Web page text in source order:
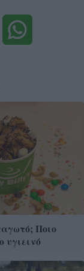
Ποιο
υγιεινό